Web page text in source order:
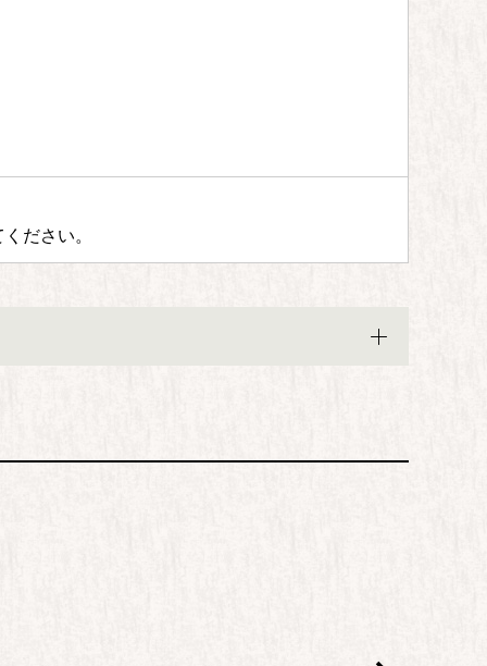
ださい。